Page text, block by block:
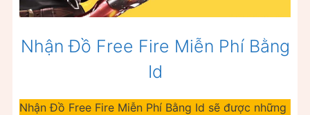
Nhận Đồ Free Fire Miễn Phí Bằng
Id
Nhận Đồ Free Fire Miễn Phí Bằng Id sẽ được những